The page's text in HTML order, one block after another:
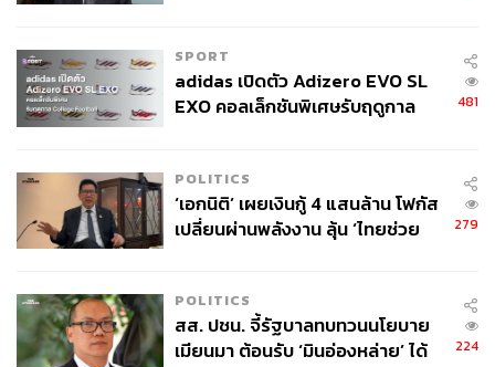
SPORT
adidas เปิดตัว Adizero EVO SL
EXO คอลเล็กชันพิเศษรับฤดูกาล
481
POLITICS
‘เอกนิติ’ เผยเงินกู้ 4 แสนล้าน โฟกัส
เปลี่ยนผ่านพลังงาน ลุ้น ‘ไทยช่วย
279
POLITICS
สส. ปชน. จี้รัฐบาลทบทวนนโยบาย
เมียนมา ต้อนรับ ‘มินอ่องหล่าย’ ได้
224